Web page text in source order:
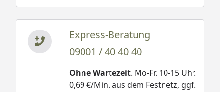
Express-Beratung
09001 / 40 40 40
Ohne Wartezeit. Mo-Fr. 10-15 Uhr.
0,69 €/Min. aus dem Festnetz, ggf.